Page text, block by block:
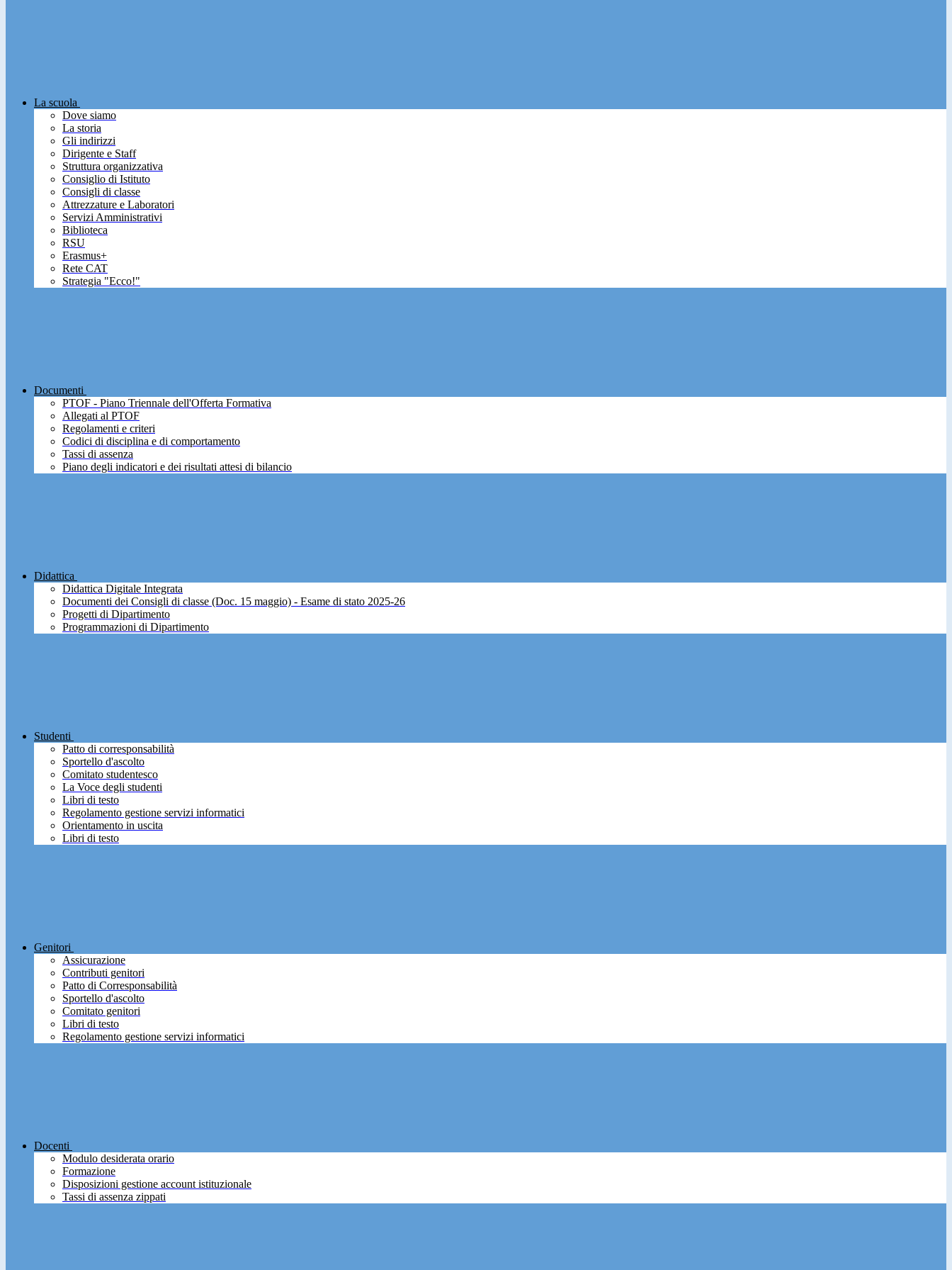
La scuola
Dove siamo
La storia
Gli indirizzi
Dirigente e Staff
Struttura organizzativa
Consiglio di Istituto
Consigli di classe
Attrezzature e Laboratori
Servizi Amministrativi
Biblioteca
RSU
Erasmus+
Rete CAT
Strategia "Ecco!"
Documenti
PTOF - Piano Triennale dell'Offerta Formativa
Allegati al PTOF
Regolamenti e criteri
Codici di disciplina e di comportamento
Tassi di assenza
Piano degli indicatori e dei risultati attesi di bilancio
Didattica
Didattica Digitale Integrata
Documenti dei Consigli di classe (Doc. 15 maggio) - Esame di stato 2025-26
Progetti di Dipartimento
Programmazioni di Dipartimento
Studenti
Patto di corresponsabilità
Sportello d'ascolto
Comitato studentesco
La Voce degli studenti
Libri di testo
Regolamento gestione servizi informatici
Orientamento in uscita
Libri di testo
Genitori
Assicurazione
Contributi genitori
Patto di Corresponsabilità
Sportello d'ascolto
Comitato genitori
Libri di testo
Regolamento gestione servizi informatici
Docenti
Modulo desiderata orario
Formazione
Disposizioni gestione account istituzionale
Tassi di assenza zippati